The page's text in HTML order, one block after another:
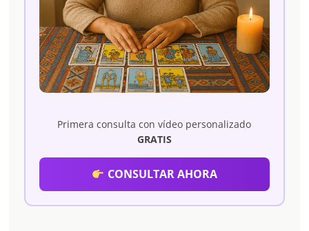
Primera consulta con vídeo personalizado
GRATIS
CONSULTAR AHORA